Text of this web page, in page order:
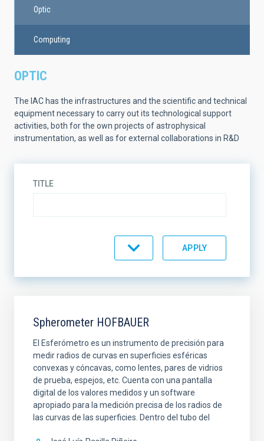
OPTIC
The IAC has the infrastructures and the scientific and technical
equipment necessary to carry out its technological support
activities, both for the own projects of astrophysical
instrumentation, as well as for external collaborations in R&D
TITLE
Spherometer HOFBAUER
El Esferómetro es un instrumento de precisión para
medir radios de curvas en superficies esféricas
convexas y cóncavas, como lentes, pares de vidrios
de prueba, espejos, etc. Cuenta con una pantalla
digital de los valores medidos y un software
apropiado para la medición precisa de los radios de
las curvas de las superficies. Dentro del tubo del
Optic
Computing